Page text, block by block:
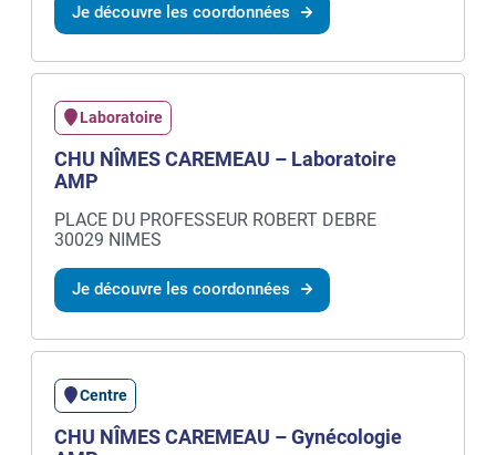
Je découvre les coordonnées
Laboratoire
CHU NÎMES CAREMEAU – Laboratoire
AMP
PLACE DU PROFESSEUR ROBERT DEBRE
30029 NIMES
Je découvre les coordonnées
Centre
CHU NÎMES CAREMEAU – Gynécologie